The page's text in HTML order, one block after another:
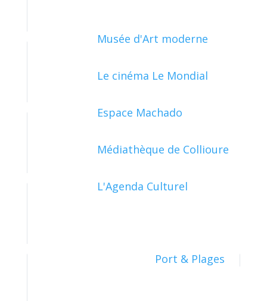
Musée d'Art moderne
Le cinéma Le Mondial
Espace Machado
Médiathèque de Collioure
L'Agenda Culturel
Port & Plages
PRATIQUES COMMERCIALES